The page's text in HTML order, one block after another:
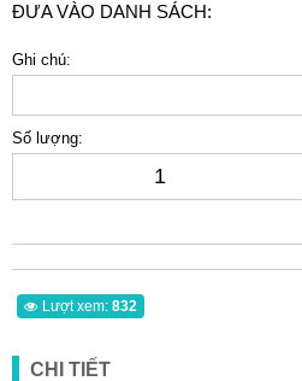
ĐƯA VÀO DANH SÁCH:
Ghi chú:
Số lượng:
Lượt xem: 832
CHI TIẾT